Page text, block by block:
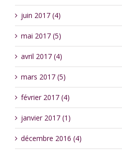
juin 2017 (4)
mai 2017 (5)
avril 2017 (4)
mars 2017 (5)
février 2017 (4)
janvier 2017 (1)
décembre 2016 (4)